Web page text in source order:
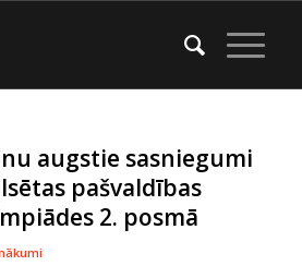
augstie sasniegumi
pašvaldības
2. posmā